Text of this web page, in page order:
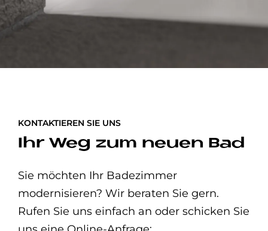
KONTAKTIEREN SIE UNS
Ihr Weg zum neuen Bad
Sie möchten Ihr Badezimmer
modernisieren? Wir beraten Sie gern.
Rufen Sie uns einfach an oder schicken Sie